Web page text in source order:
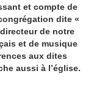
et compte de
dite «
de notre
et de musique
aux dites
aussi à l’église.